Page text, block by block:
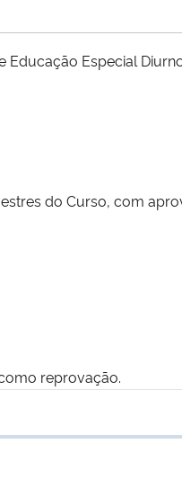
Educação Especial
do Curso, com
reprovação.
de transferência